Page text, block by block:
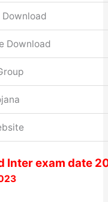
Download
Download
Inter exam date